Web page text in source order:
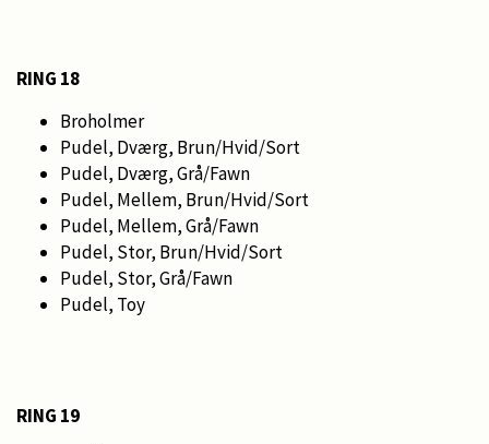
RING 18
Broholmer
Pudel, Dværg, Brun/Hvid/Sort
Pudel, Dværg, Grå/Fawn
Pudel, Mellem, Brun/Hvid/Sort
Pudel, Mellem, Grå/Fawn
Pudel, Stor, Brun/Hvid/Sort
Pudel, Stor, Grå/Fawn
Pudel, Toy
RING 19